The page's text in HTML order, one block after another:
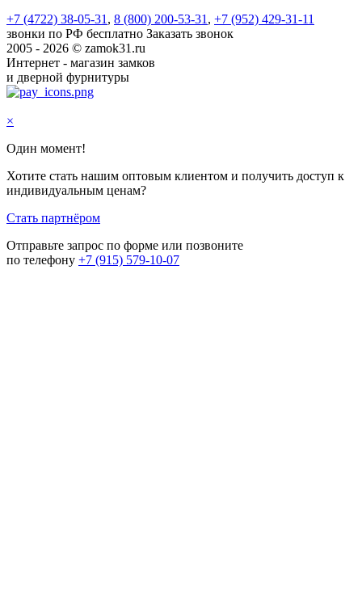
+7 (4722) 38-05-31, 8 (800) 200-53-31, +7 (952) 429-31-11
звонки по РФ бесплатно Заказать звонок
2005 - 2026 © zamok31.ru
Интернет - магазин замков
и дверной фурнитуры
×
Один момент!
Хотите стать нашим оптовым клиентом и получить доступ к
индивидуальным ценам?
Стать партнёром
Отправьте запрос по форме или позвоните
по телефону +7 (915) 579-10-07